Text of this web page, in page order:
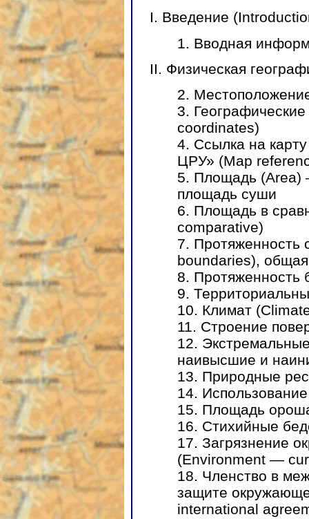
I. Введение
1. Вводная
II. Физическая
2.
3.
coordinates)
4. Ссылка на
ЦРУ» (Map
5. Площадь (Area)
площадь суши
6. Площадь в
comparative)
7. Протяженность
boundaries),
8. Протяженность
9.
10. Климат
11. Строение
12.
наивысшие и
13. Природные
14.
15. Площадь
16. Стихийные
17. Загрязнение
(Environment —
18. Членство в
защите
international